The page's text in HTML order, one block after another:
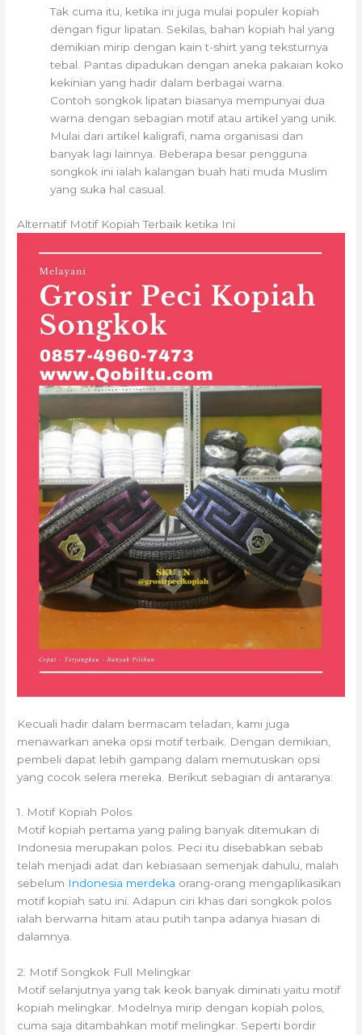
Tak cuma itu, ketika ini juga mulai populer kopiah
dengan figur lipatan. Sekilas, bahan kopiah hal yang
demikian mirip dengan kain t-shirt yang teksturnya
tebal. Pantas dipadukan dengan aneka pakaian koko
kekinian yang hadir dalam berbagai warna.
Contoh songkok lipatan biasanya mempunyai dua
warna dengan sebagian motif atau artikel yang unik.
Mulai dari artikel kaligrafi, nama organisasi dan
banyak lagi lainnya. Beberapa besar pengguna
songkok ini ialah kalangan buah hati muda Muslim
yang suka hal casual.
Alternatif Motif Kopiah Terbaik ketika Ini
Kecuali hadir dalam bermacam teladan, kami juga
menawarkan aneka opsi motif terbaik. Dengan demikian,
pembeli dapat lebih gampang dalam memutuskan opsi
yang cocok selera mereka. Berikut sebagian di antaranya:
1. Motif Kopiah Polos
Motif kopiah pertama yang paling banyak ditemukan di
Indonesia merupakan polos. Peci itu disebabkan sebab
telah menjadi adat dan kebiasaan semenjak dahulu, malah
sebelum Indonesia merdeka orang-orang mengaplikasikan
motif kopiah satu ini. Adapun ciri khas dari songkok polos
ialah berwarna hitam atau putih tanpa adanya hiasan di
dalamnya.
2. Motif Songkok Full Melingkar
Motif selanjutnya yang tak keok banyak diminati yaitu motif
kopiah melingkar. Modelnya mirip dengan kopiah polos,
cuma saja ditambahkan motif melingkar. Seperti bordir